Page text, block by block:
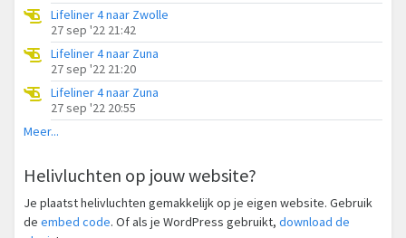
Lifeliner 4 naar Zwolle
27 sep '22 21:42
Lifeliner 4 naar Zuna
27 sep '22 21:20
Lifeliner 4 naar Zuna
27 sep '22 20:55
Meer...
Helivluchten op jouw website?
Je plaatst helivluchten gemakkelijk op je eigen website. Gebruik
de embed code. Of als je WordPress gebruikt, download de